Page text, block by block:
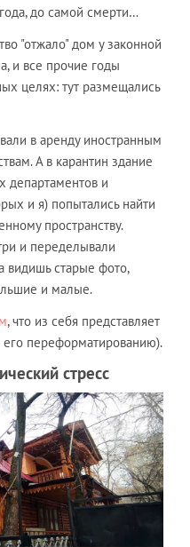
до самой смерти…
"отжало" дом у законной
и все прочие годы
целях: тут размещались
в аренду иностранным
А в карантин здание
департаментов и
и я) попытались найти
пространству.
и переделывали
видишь старые фото,
и малые.
, что из себя представляет
переформатированию).
стресс